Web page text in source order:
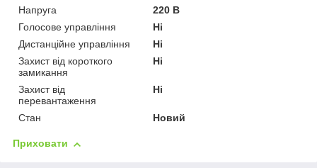
Напруга
220 В
Голосове управління
Ні
Дистанційне управління
Ні
Захист від короткого
замикання
Ні
Захист від
перевантаження
Ні
Стан Новий
Приховати